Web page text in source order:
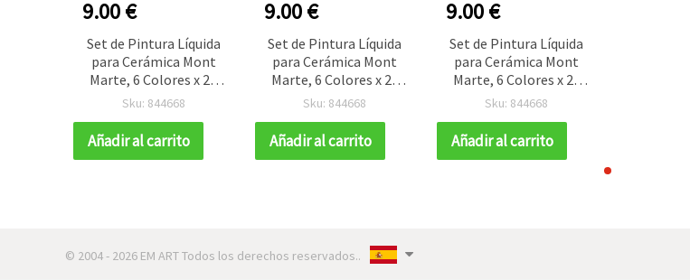
9.00 €
Set de Pintura Líquida
para Cerámica Mont
Marte, 6 Colores x 20
ml
Sku: 844668
Añadir al carrito
9.00 €
Set de Pintura Líquida
para Cerámica Mont
Marte, 6 Colores x 20
ml
Sku: 844668
Añadir al carrito
9.00 €
Set de Pintura Líquida
para Cerámica Mont
Marte, 6 Colores x 20
ml
Sku: 844668
Añadir al carrito
© 2004 - 2026 EM ART Todos los derechos reservados..